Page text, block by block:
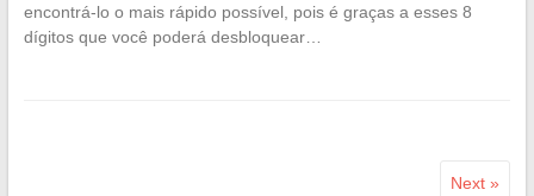
encontrá-lo o mais rápido possível, pois é graças a esses 8
dígitos que você poderá desbloquear…
Next »